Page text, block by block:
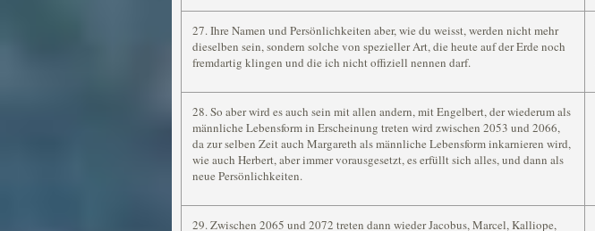
27. Ihre Namen und Persönlichkeiten aber, wie du weisst, werden nicht mehr
dieselben sein, sondern solche von spezieller Art, die heute auf der Erde noch
fremdartig klingen und die ich nicht offiziell nennen darf.
28. So aber wird es auch sein mit allen andern, mit Engelbert, der wiederum als
männliche Lebensform in Erscheinung treten wird zwischen 2053 und 2066,
da zur selben Zeit auch Margareth als männliche Lebensform inkarnieren wird,
wie auch Herbert, aber immer vorausgesetzt, es erfüllt sich alles, und dann als
neue Persönlichkeiten.
29. Zwischen 2065 und 2072 treten dann wieder Jacobus, Marcel, Kalliope,